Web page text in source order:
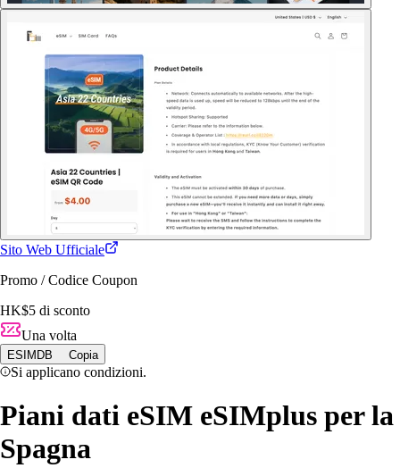
Sito Web Ufficiale
Promo / Codice Coupon
HK$5 di sconto
Una volta
ESIMDB Copia
Si applicano condizioni.
Piani dati eSIM eSIMplus per la
Spagna